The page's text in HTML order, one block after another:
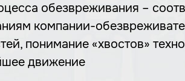
обезвреживания –
компании-
понимание «хвостов»
движение